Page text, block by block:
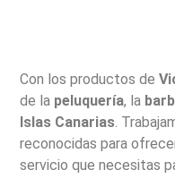
Con los productos de
de la peluquería, la
Islas Canarias.
reconocidas para
servicio que necesitas